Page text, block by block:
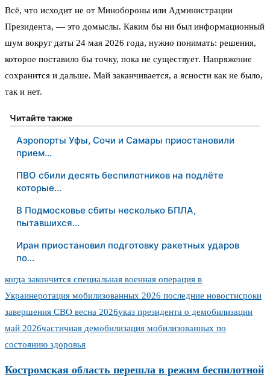
Всё, что исходит не от Минобороны или Администрации
Президента, — это домыслы. Каким бы ни был информационный
шум вокруг даты 24 мая 2026 года, нужно понимать: решения,
которое поставило бы точку, пока не существует. Напряжение
сохранится и дальше. Май заканчивается, а ясности как не было,
так и нет.
Читайте также
Аэропорты Уфы, Сочи и Самары приостановили
прием…
ПВО сбили десять беспилотников на подлёте
которые…
В Подмосковье сбиты несколько БПЛА,
пытавшихся…
Иран приостановил подготовку ракетных ударов
по…
когда закончится специальная военная операция в
Украинеротация мобилизованных 2026 последние новостисроки
завершения СВО весна 2026указ президента о демобилизации
май 2026частичная демобилизация мобилизованных по
состоянию здоровья
Костромская область перешла в режим беспилотной